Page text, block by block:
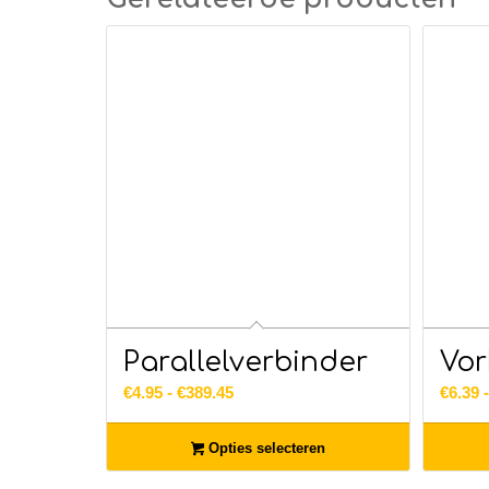
Parallelverbinder
€4.95 - €389.45Prijsklasse:
tot
€389.45
Opties selecteren
€6.39 -